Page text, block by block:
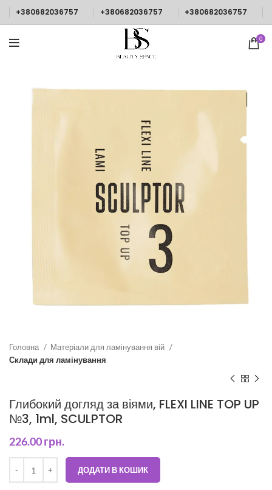
+380682036757 +380682036757 +380682036757
0
Головна
Матеріали для ламінування вій
Склади для ламінування
Глибокий догляд за віями, FLEXI LINE TOP UP
№3, 1ml, SCULPTOR
226.00грн.
ДОДАТИ В КОШИК